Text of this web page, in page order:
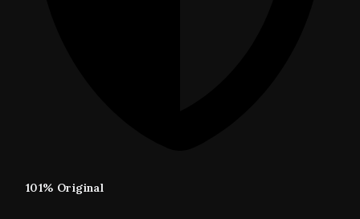
101% Original